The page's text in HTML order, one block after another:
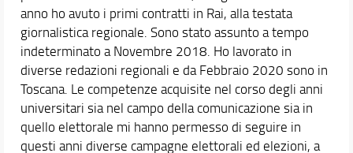
anno ho avuto i primi contratti in Rai, alla testata
giornalistica regionale. Sono stato assunto a tempo
indeterminato a Novembre 2018. Ho lavorato in
diverse redazioni regionali e da Febbraio 2020 sono in
Toscana. Le competenze acquisite nel corso degli anni
universitari sia nel campo della comunicazione sia in
quello elettorale mi hanno permesso di seguire in
questi anni diverse campagne elettorali ed elezioni, a